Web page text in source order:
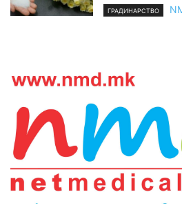
ГРАДИНАРСТВО